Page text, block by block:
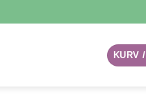
KURV /